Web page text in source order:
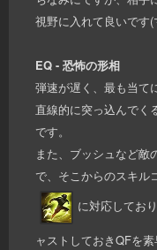
視野に入れて良いです(
EQ - 恐怖の形相
弾速が遅く、最も当て
直線的に突っ込んでく
です。
また、ブッシュなど敵
で、そこからのスキル
に対応してお
ャストしておきQFを素